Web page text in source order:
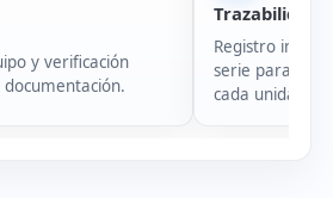
y verificación
Trazabilidad
Registro
serie para
cada unidad.